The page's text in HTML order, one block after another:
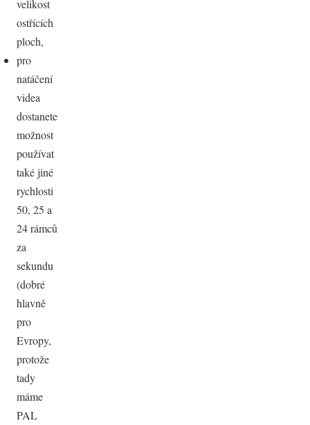
velikost
ostřících
ploch,
pro
natáčení
videa
dostanete
možnost
používat
také jiné
rychlosti
50, 25 a
24 rámců
za
sekundu
(dobré
hlavně
pro
Evropy,
protože
tady
máme
PAL